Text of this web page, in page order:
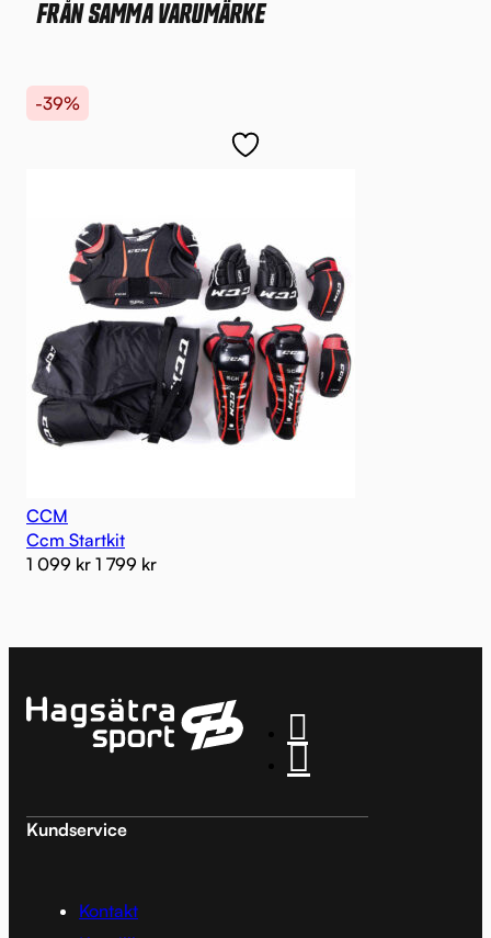
FRÅN SAMMA VARUMÄRKE
-39%
CCM
Ccm Startkit
1 099 kr 1 799 kr
Kundservice
Kontakt